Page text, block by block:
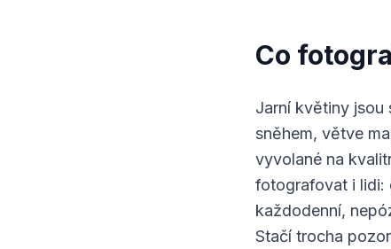
Co
Jarní květiny jsou
sněhem, větve
vyvolané na
fotografovat i lidi:
každodenní,
Stačí trocha